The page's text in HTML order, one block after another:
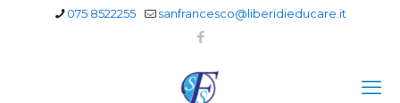
075 8522255 sanfrancesco@liberidieducare.it